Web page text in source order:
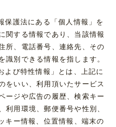
保護法にある「個人情報」を
関する情報であり、当該情報
所、電話番号、連絡先、その
識別できる情報を指します。
よび特性情報」とは、上記に
をいい、利用頂いたサービス
ージや広告の履歴、検索キー
利用環境、郵便番号や性別、
キー情報、位置情報、端末の